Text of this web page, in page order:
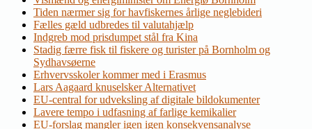
Tiden nærmer sig for havfiskernes årlige neglebideri
Fælles gæld udbredes til valutahjælp
Indgreb mod prisdumpet stål fra Kina
Stadig færre fisk til fiskere og turister på Bornholm og
Sydhavsøerne
Erhvervsskoler kommer med i Erasmus
Lars Aagaard knuselsker Alternativet
EU-central for udveksling af digitale bildokumenter
Lavere tempo i udfasning af farlige kemikalier
EU-forslag mangler igen igen konsekvensanalyse